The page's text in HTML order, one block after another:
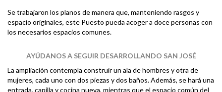
Se trabajaron los planos de manera que, manteniendo rasgos y
espacio originales, este Puesto pueda acoger a doce personas con
los necesarios espacios comunes.
AYÚDANOS A SEGUIR DESARROLLANDO SAN JOSÉ
La ampliación contempla construir un ala de hombres y otra de
mujeres, cada uno con dos piezas y dos baños. Además, se hará una
entrada, capilla y cocina nueva, mientras que el espacio común del